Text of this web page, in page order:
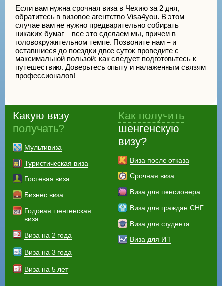
Если вам нужна срочная виза в Чехию за 2 дня,
обратитесь в визовое агентство Visa4you. В этом
случае вам не нужно предварительно собирать
никаких бумаг – все это сделаем мы, причем в
головокружительном темпе. Позвоните нам – и
оставшиеся до поездки двое суток проведите с
максимальной пользой: как следует подготовьтесь к
путешествию. Доверьтесь опыту и налаженным связям
профессионалов!
Какую визу
получать?
Мультивиза
Туристическая виза
Гостевая виза
Бизнес виза
Годовая шенгенская
виза
Виза на 2 года
Виза на 3 года
Виза на 5 лет
Как получить
шенгенскую
визу?
Виза после отказа
Срочная виза
Виза для пенсионера
Виза для граждан СНГ
Виза для студента
Виза для ИП